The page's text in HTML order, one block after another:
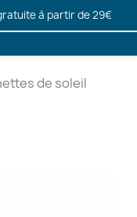
à partir de 29€
de soleil